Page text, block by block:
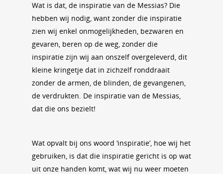
Wat is dat, de inspiratie van de Messias? Die
hebben wij nodig, want zonder die inspiratie
zien wij enkel onmogelijkheden, bezwaren en
gevaren, beren op de weg, zonder die
inspiratie zijn wij aan onszelf overgeleverd, dit
kleine kringetje dat in zichzelf ronddraait
zonder de armen, de blinden, de gevangenen,
de verdrukten. De inspiratie van de Messias,
dat die ons bezielt!
Wat opvalt bij ons woord ‘inspiratie’, hoe wij het
gebruiken, is dat die inspiratie gericht is op wat
uit onze handen komt, wat wij nu weer moeten